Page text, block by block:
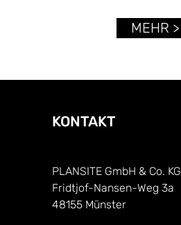
MEHR >
KONTAKT
PLANSITE GmbH & Co. KG
Fridtjof-Nansen-Weg 3a
48155 Münster